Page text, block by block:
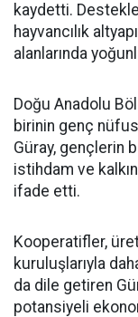
kaydetti.
hayvancılık
alanlarında
Doğu Anadolu
birinin genç
Güray, gençlerin
istihdam ve
ifade etti.
Kooperatifler,
kuruluşlarıyla
da dile getiren
potansiyeli